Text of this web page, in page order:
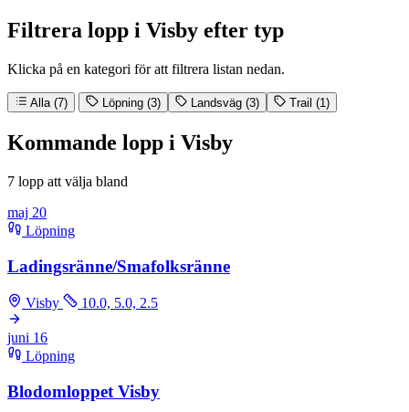
Filtrera lopp i Visby efter typ
Klicka på en kategori för att filtrera listan nedan.
Alla (7) Löpning (3) Landsväg (3) Trail (1)
Kommande lopp i Visby
7 lopp att välja bland
maj 20
Löpning
Ladingsränne/​Smafolksränne
Visby 10.0, 5.0, 2.5
juni 16
Löpning
Blodomloppet Visby